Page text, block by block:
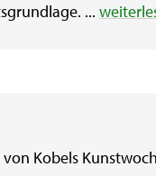
...
Kobels